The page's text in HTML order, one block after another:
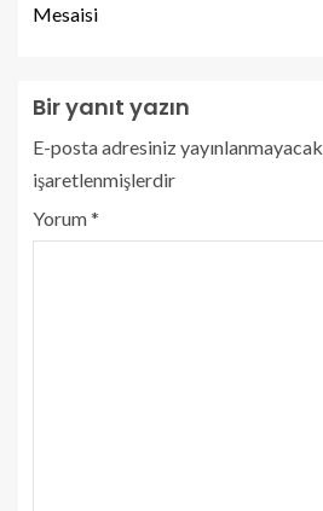
Mesaisi
Bir yanıt yazın
E-posta adresiniz yayınlanmayacak.
işaretlenmişlerdir
Yorum*